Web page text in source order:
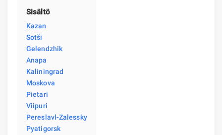
Sisältö
Kazan
Sotši
Gelendzhik
Anapa
Kaliningrad
Moskova
Pietari
Viipuri
Pereslavl-Zalessky
Pyatigorsk